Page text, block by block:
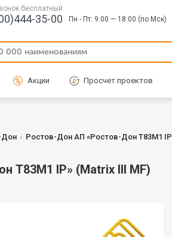
бесплатный
35-00 Пн - Пт: 9:00 — 18:00 (по Мск)
Акции Просчет проектов
Дон Ростов-Дон АП «Ростов-Дон Т83М1
Т83М1 IP» (Matrix III MF)